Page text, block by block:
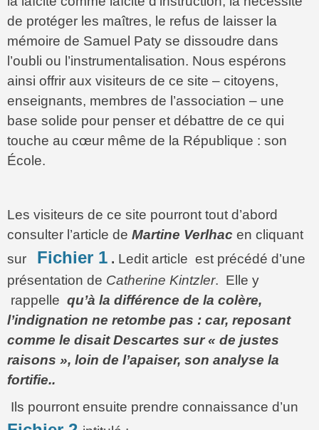
de protéger les maîtres, le refus de laisser la
mémoire de Samuel Paty se dissoudre dans
l’oubli ou l’instrumentalisation. Nous espérons
ainsi offrir aux visiteurs de ce site – citoyens,
enseignants, membres de l’association – une
base solide pour penser et débattre de ce qui
touche au cœur même de la République : son
École.
Les visiteurs de ce site pourront tout d’abord
consulter l’article de Martine Verlhac en cliquant
sur Fichier 1 . Ledit article est précédé d’une
présentation de Catherine Kintzler. Elle y
rappelle qu’à la différence de la colère,
l’indignation ne retombe pas : car, reposant
comme le disait Descartes sur « de justes
raisons », loin de l’apaiser, son analyse la
fortifie..
Ils pourront ensuite prendre connaissance d’un